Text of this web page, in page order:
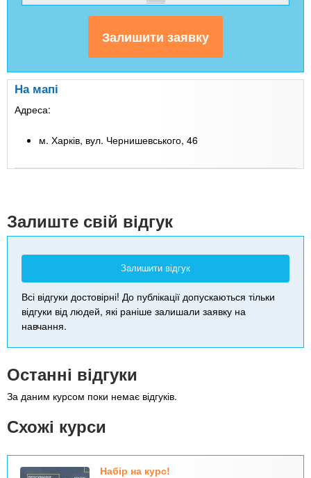
На мапі
Адреса:
м. Харків, вул. Чернишевського, 46
Залиште свій відгук
Залишити відгук
Всі відгуки достовірні! До публікації допускаються тільки
відгуки від людей, які раніше залишали заявку на
навчання.
Останні відгуки
За даним курсом поки немає відгуків.
Схожі курси
Набір на курс!